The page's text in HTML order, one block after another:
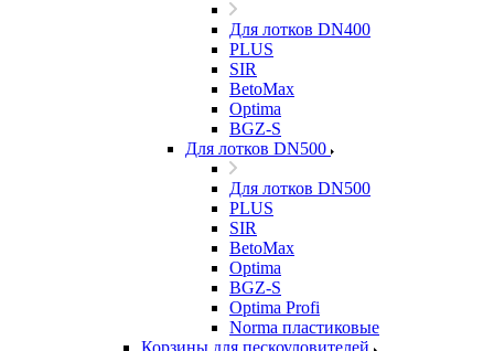
Для лотков DN400
PLUS
SIR
BetoMax
Optima
BGZ-S
Для лотков DN500
Для лотков DN500
PLUS
SIR
BetoMax
Optima
BGZ-S
Optima Profi
Norma пластиковые
Корзины для пескоуловителей